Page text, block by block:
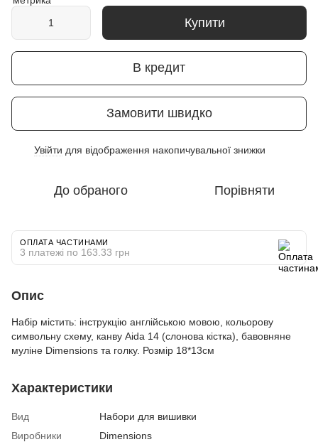
Купити
В кредит
Замовити швидко
Увійти для відображення накопичувальної знижки
До обраного Порівняти
ОПЛАТА ЧАСТИНАМИ
3 платежі по 163.33 грн
Опис
Набір містить: інструкцію англійською мовою, кольорову
символьну схему, канву Aida 14 (слонова кістка), бавовняне
муліне Dimensions та голку. Розмір 18*13см
Характеристики
Вид
Набори для вишивки
Виробники
Dimensions